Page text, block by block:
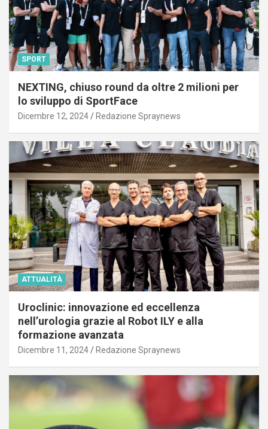
SPORT
NEXTING, chiuso round da oltre 2 milioni per
lo sviluppo di SportFace
Dicembre 12, 2024 Redazione Spraynews
ATTUALITÀ
Uroclinic: innovazione ed eccellenza
nell’urologia grazie al Robot ILY e alla
formazione avanzata
Dicembre 11, 2024 Redazione Spraynews